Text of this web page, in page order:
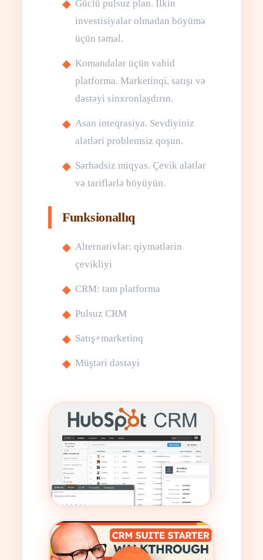
Güclü pulsuz plan. İlkin
investisiyalar olmadan böyümə
üçün təməl.
Komandalar üçün vahid
platforma. Marketinqi, satışı və
dəstəyi sinxronlaşdırın.
Asan inteqrasiya. Sevdiyiniz
alətləri problemsiz qoşun.
Sərhədsiz miqyas. Çevik alətlər
və tariflərlə böyüyün.
Funksionallıq
Alternativlər: qiymətlərin
çevikliyi
CRM: tam platforma
Pulsuz CRM
Satış+marketinq
Müştəri dəstəyi